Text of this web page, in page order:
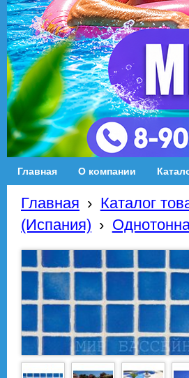
Главная О компании
Главная › Каталог
(Испания) ›